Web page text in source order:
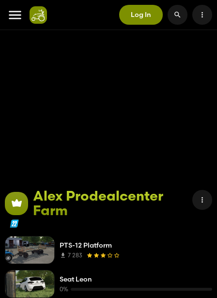
Log In
Alex Prodealcenter
Farm
PTS-12 Platform
7 283
Seat Leon
0%